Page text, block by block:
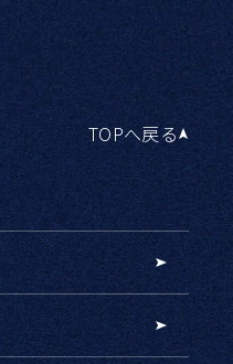
TOPへ戻る